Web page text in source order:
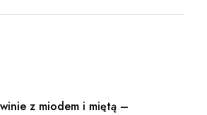
z miodem i miętą –